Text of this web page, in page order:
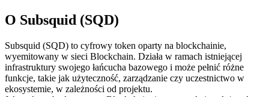
Kopiowanie Transakcji
Dołącz do najlepszych traderów
O Subsquid (SQD)
Subsquid (SQD) to cyfrowy token oparty na blockchainie,
wyemitowany w sieci Blockchain. Działa w ramach istniejącej
infrastruktury swojego łańcucha bazowego i może pełnić różne
funkcje, takie jak użyteczność, zarządzanie czy uczestnictwo w
ekosystemie, w zależności od projektu.